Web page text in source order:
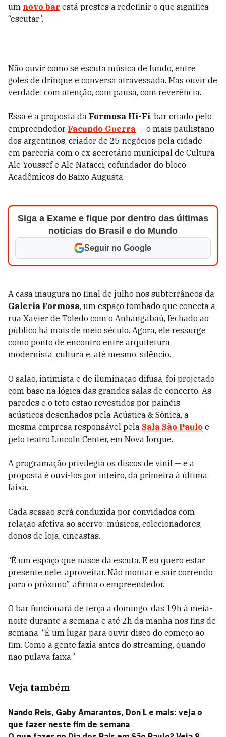
um novo bar está prestes a redefinir o que significa
“escutar”.
Não ouvir como se escuta música de fundo, entre
goles de drinque e conversa atravessada. Mas ouvir de
verdade: com atenção, com pausa, com reverência.
Essa é a proposta da Formosa Hi-Fi, bar criado pelo
empreendedor Facundo Guerra — o mais paulistano
dos argentinos, criador de 25 negócios pela cidade —
em parceria com o ex-secretário municipal de Cultura
Ale Youssef e Ale Natacci, cofundador do bloco
Acadêmicos do Baixo Augusta.
Siga a Exame e fique por dentro das últimas
notícias do Brasil e do Mundo
Seguir no Google
A casa inaugura no final de julho nos subterrâneos da
Galeria Formosa, um espaço tombado que conecta a
rua Xavier de Toledo com o Anhangabaú, fechado ao
público há mais de meio século. Agora, ele ressurge
como ponto de encontro entre arquitetura
modernista, cultura e, até mesmo, silêncio.
O salão, intimista e de iluminação difusa, foi projetado
com base na lógica das grandes salas de concerto. As
paredes e o teto estão revestidos por painéis
acústicos desenhados pela Acústica & Sônica, a
mesma empresa responsável pela Sala São Paulo e
pelo teatro Lincoln Center, em Nova Iorque.
A programação privilegia os discos de vinil — e a
proposta é ouvi-los por inteiro, da primeira à última
faixa.
Cada sessão será conduzida por convidados com
relação afetiva ao acervo: músicos, colecionadores,
donos de loja, cineastas.
“É um espaço que nasce da escuta. E eu quero estar
presente nele, aproveitar. Não montar e sair correndo
para o próximo”, afirma o empreendedor.
O bar funcionará de terça a domingo, das 19h à meia-
noite durante a semana e até 2h da manhã nos fins de
semana. “É um lugar para ouvir disco do começo ao
fim. Como a gente fazia antes do streaming, quando
não pulava faixa.”
Veja também
Nando Reis, Gaby Amarantos, Don L e mais: veja o
que fazer neste fim de semana